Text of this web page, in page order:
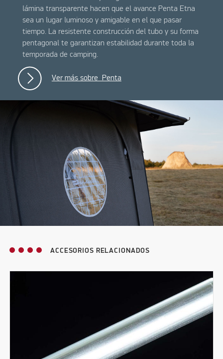
lámina transparente hacen que el avance Penta Etna
sea un lugar luminoso y amigable en el que pasar
tiempo. La resistente construcción del tubo y su forma
pentagonal te garantizan estabilidad durante toda la
temporada de camping.
Ver más sobre Penta
ACCESORIOS RELACIONADOS